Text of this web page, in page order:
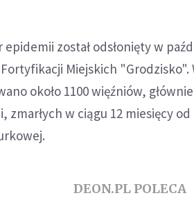
został odsłonięty w
Miejskich "Grodzisko".
około 1100 więźniów,
zmarłych w ciągu 12 miesięcy
DEON.PL POLECA